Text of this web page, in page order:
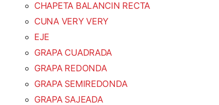
CHAPETA BALANCIN RECTA
CUNA VERY VERY
EJE
GRAPA CUADRADA
GRAPA REDONDA
GRAPA SEMIREDONDA
GRAPA SAJEADA